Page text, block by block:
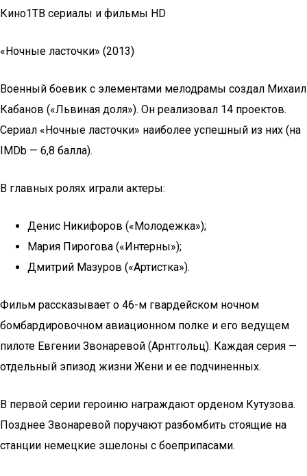
Кино1ТВ сериалы и фильмы HD
«Ночные ласточки» (2013)
Военный боевик с элементами мелодрамы создал Михаил
Кабанов («Львиная доля»). Он реализовал 14 проектов.
Сериал «Ночные ласточки» наиболее успешный из них (на
IMDb — 6,8 балла).
В главных ролях играли актеры:
Денис Никифоров («Молодежка»);
Мария Пирогова («Интерны»);
Дмитрий Мазуров («Артистка»).
Фильм рассказывает о 46-м гвардейском ночном
бомбардировочном авиационном полке и его ведущем
пилоте Евгении Звонаревой (Арнтгольц). Каждая серия —
отдельный эпизод жизни Жени и ее подчиненных.
В первой серии героиню награждают орденом Кутузова.
Позднее Звонаревой поручают разбомбить стоящие на
станции немецкие эшелоны с боеприпасами.